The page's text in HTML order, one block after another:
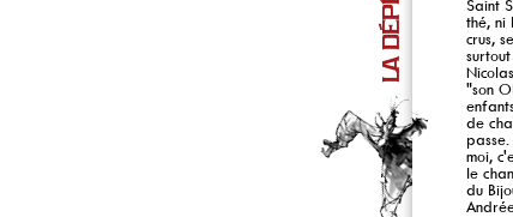
Saint
thé, ni
crus,
"son
de
moi,
le
du